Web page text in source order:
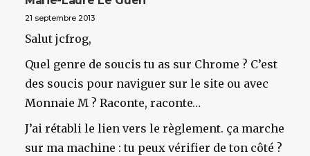
21 septembre 2013
Salut jcfrog,
Quel genre de soucis tu as sur Chrome ? C’est
des soucis pour naviguer sur le site ou avec
Monnaie M ? Raconte, raconte…
J’ai rétabli le lien vers le règlement. ça marche
sur ma machine : tu peux vérifier de ton côté ?